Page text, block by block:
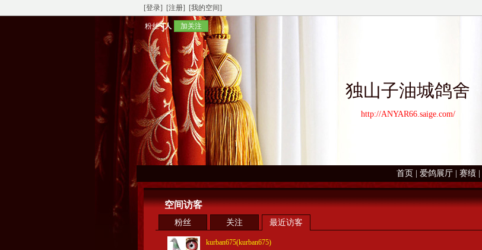
[登录] [注册] [我的空间]
粉丝4人 加关注
独山子油城鸽舍
http://ANYAR66.saige.com/
首页 爱鸽展厅 赛绩
空间访客
粉丝 关注 最近访客
kurban675(kurban675)